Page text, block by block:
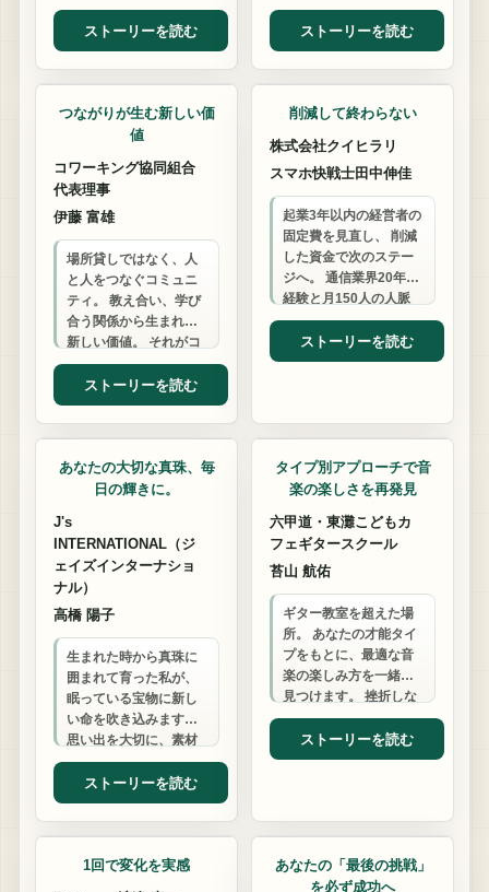
技で20年。 あなたの人
生も、もっと自由にな
れる。
ストーリーを読む
戦し、 お客様の「あり
がとう」のために日々
奮闘しています…
ストーリーを読む
コワーキング
つながりが生む新しい価
値
コワーキング協同組合
代表理事
伊藤 富雄
場所貸しではなく、人
と人をつなぐコミュニ
ティ。 教え合い、学び
合う関係から生まれる
新しい価値。 それがコ
ワーキングの本質で
す。ストーリーを読む
ビジネスサポート
削減して終わらない
株式会社クイヒラリ
スマホ快戦士田中伸佳
起業3年以内の経営者の
固定費を見直し、 削減
した資金で次のステー
ジへ。 通信業界20年の
経験と月150人の人脈
で、 経費削減を超えた
経営課題まで解決しま
す。
ストーリーを読む
ジュエリー
あなたの大切な真珠、毎
日の輝きに。
J's
INTERNATIONAL（ジ
ェイズインターナショ
ナル）
高橋 陽子
生まれた時から真珠に
囲まれて育った私が、
眠っている宝物に新し
い命を吹き込みます。
思い出を大切に、素材
を活かし、あなたらし
いジュエリーへ。 本物
の満足感を、毎日…
ストーリーを読む
ギター教室
タイプ別アプローチで音
楽の楽しさを再発見
六甲道・東灘こどもカ
フェギタースクール
苔山 航佑
ギター教室を超えた場
所。 あなたの才能タイ
プをもとに、最適な音
楽の楽しみ方を一緒に
見つけます。 挫折しな
い、自分らしい音楽ラ
イフをサポートしま
す。
ストーリーを読む
整体・マッサージ
1回で変化を実感
結婚相談
あなたの「最後の挑戦」
を必ず成功へ